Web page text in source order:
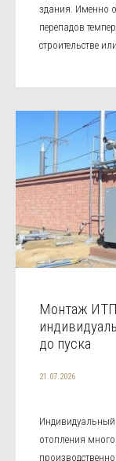
здания. Именно
перепадов
строительстве
Монтаж
до пуска
21.07.2026
Индивидуальный
отопления